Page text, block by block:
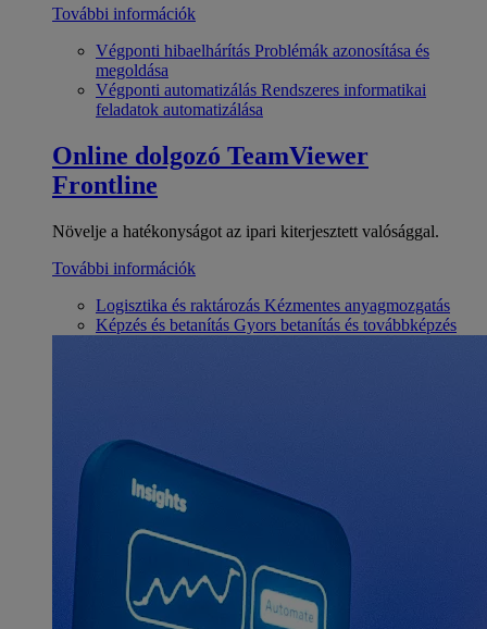
További információk
Végponti hibaelhárítás Problémák azonosítása és
megoldása
Végponti automatizálás Rendszeres informatikai
feladatok automatizálása
Online dolgozó TeamViewer
Frontline
Növelje a hatékonyságot az ipari kiterjesztett valósággal.
További információk
Logisztika és raktározás Kézmentes anyagmozgatás
Képzés és betanítás Gyors betanítás és továbbképzés